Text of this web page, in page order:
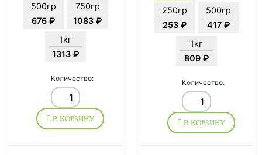
500гр
676 ₽
750гр
1083 ₽
1кг
1313 ₽
Количество:
В КОРЗИНУ
250гр
253 ₽
500гр
417 ₽
1кг
809 ₽
Количество:
В КОРЗИНУ